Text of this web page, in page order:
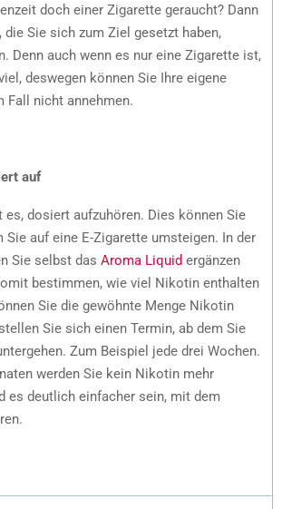
doch einer Zigarette geraucht? Dann
die Sie sich zum Ziel gesetzt haben,
Denn auch wenn es nur eine Zigarette ist,
deswegen können Sie Ihre eigene
Fall nicht annehmen.
auf
dosiert aufzuhören. Dies können Sie
Sie auf eine E-Zigarette umsteigen. In der
Sie selbst das Aroma Liquid ergänzen
bestimmen, wie viel Nikotin enthalten
Sie die gewöhnte Menge Nikotin
Sie sich einen Termin, ab dem Sie
Zum Beispiel jede drei Wochen.
werden Sie kein Nikotin mehr
es deutlich einfacher sein, mit dem